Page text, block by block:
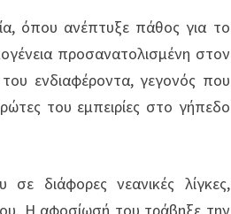
όπου ανέπτυξε πάθος για το
προσανατολισμένη στον
ενδιαφέροντα, γεγονός που
του εμπειρίες στο γήπεδο
διάφορες νεανικές λίγκες,